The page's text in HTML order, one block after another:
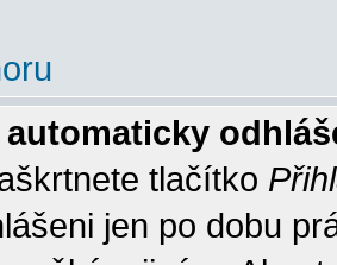
automaticky
tlačítko
jen po dobu